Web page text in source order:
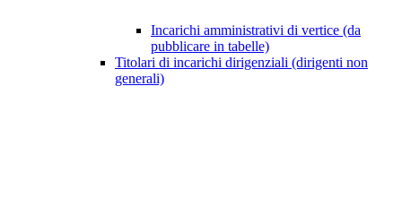
Incarichi amministrativi di vertice (da
pubblicare in tabelle)
Titolari di incarichi dirigenziali (dirigenti non
generali)